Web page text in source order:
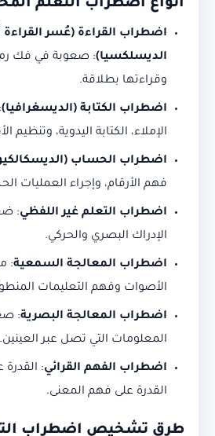
أنواع اضطراب التعلم
اضطراب القراءة (عُسر القراءة
الديسلكسيا): صعوبة في فك
وقراءتها بطلاقة.
اضطراب الكتابة (الديسغرافيا)
الإملاء، الكتابة اليدوية، وتنظيم
اضطراب الحساب
فهم الأرقام، وإجراء العمليات
اضطراب التعلم غير اللفظي:
الإدراك البصري والحركي.
اضطراب المعالجة السمعية:
الأصوات وفهم التعليمات
اضطراب المعالجة البصرية:
المعلومات التي تصل عبر العينين.
اضطراب الفهم القرائي: القدرة
القدرة على فهم المعنى.
طرق تشخيص اضطراب